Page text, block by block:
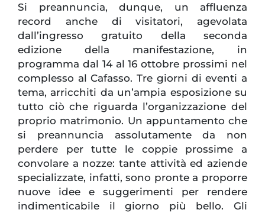
Si preannuncia, dunque, un affluenza
record anche di visitatori, agevolata
dall’ingresso gratuito della seconda
edizione della manifestazione, in
programma dal 14 al 16 ottobre prossimi nel
complesso al Cafasso. Tre giorni di eventi a
tema, arricchiti da un’ampia esposizione su
tutto ciò che riguarda l’organizzazione del
proprio matrimonio. Un appuntamento che
si preannuncia assolutamente da non
perdere per tutte le coppie prossime a
convolare a nozze: tante attività ed aziende
specializzate, infatti, sono pronte a proporre
nuove idee e suggerimenti per rendere
indimenticabile il giorno più bello. Gli